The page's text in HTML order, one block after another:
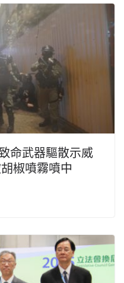
命武器驅散示威
椒噴霧噴中